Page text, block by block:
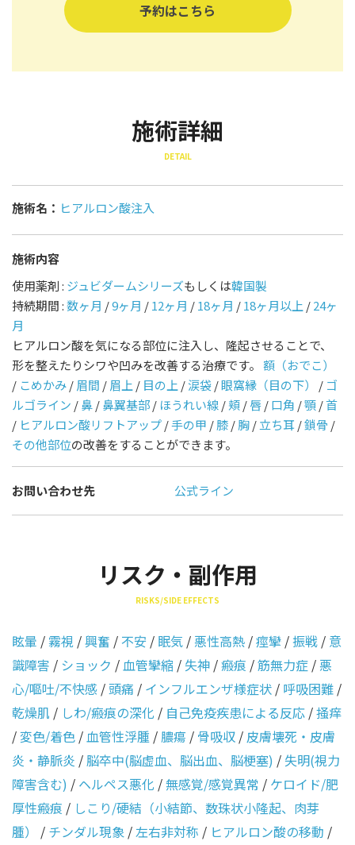
予約はこちら
施術詳細
DETAIL
施術名： ヒアルロン酸注入
施術内容
使用薬剤 : ジュビダームシリーズもしくは韓国製
持続期間 :数ヶ月 /9ヶ月 /12ヶ月 /18ヶ月 /18ヶ月以上 /24ヶ
月
ヒアルロン酸を気になる部位に注入し、隆起させることで、
形を整えたりシワや凹みを改善する治療です。 額（おでこ）
/ こめかみ/眉間 /眉上 / 目の上 /涙袋/眼窩縁（目の下） / ゴ
ルゴライン /鼻/鼻翼基部/ ほうれい線/頬/唇/口角 /顎/首
/ ヒアルロン酸リフトアップ/手の甲 /膝/胸/立ち耳/鎖骨 /
その他部位の改善をすることができます。
お問い合わせ先 公式ライン
リスク・副作用
RISKS/SIDE EFFECTS
眩暈 /霧視 /興奮 / 不安 / 眠気 /悪性高熱 /痙攣 /振戦 / 意
識障害 / ショック /血管攣縮 /失神 /瘢痕 /筋無力症 /悪
心/嘔吐/不快感 /頭痛 / インフルエンザ様症状 / 呼吸困難 /
乾燥肌 / しわ/瘢痕の深化 / 自己免疫疾患による反応 /掻痒
/変色/着色 /血管性浮腫 /膿瘍 / 骨吸収 / 皮膚壊死・皮膚
炎・静脈炎 /脳卒中(脳虚血、脳出血、脳梗塞) /失明(視力
障害含む) / ヘルペス悪化 /無感覚/感覚異常 / ケロイド/肥
厚性瘢痕 / しこり/硬結（小結節、数珠状小隆起、肉芽
腫）
/ チンダル現象 /左右非対称 / ヒアルロン酸の移動 /